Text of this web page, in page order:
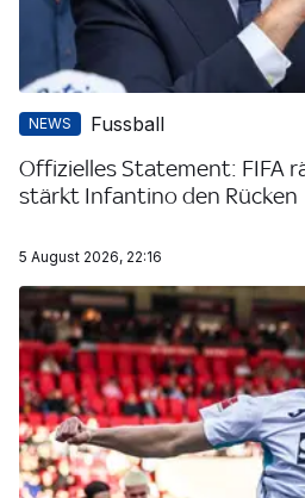
NEWS Fussball
Offizielles Statement: FIFA
stärkt Infantino den Rücken
5 August 2026, 22:16